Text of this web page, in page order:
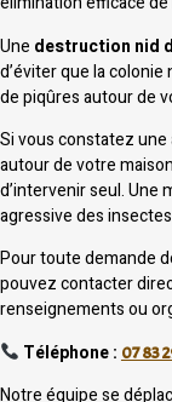
Une destruction nid
d’éviter que la
de piqûres autour de
Si vous constatez
autour de votre
d’intervenir seul. Une
agressive des
Pour toute demande
pouvez contacter
renseignements ou
Téléphone : 07 83
Notre équipe se